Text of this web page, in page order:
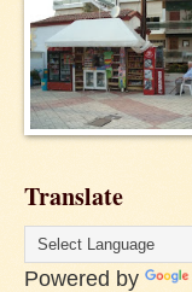
Translate
Powered by